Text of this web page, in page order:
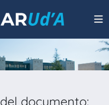
documento: